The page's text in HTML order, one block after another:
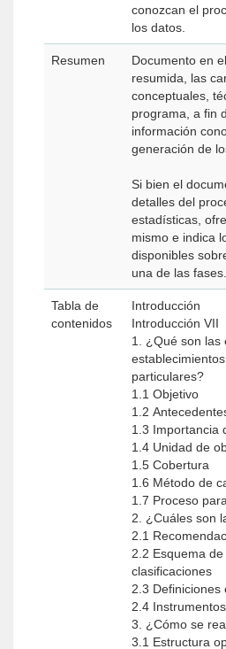
conozcan el
los datos.
Resumen
Documento en
resumida, las
conceptuales,
programa, a fin
información
generación de
Si bien el
detalles del
estadísticas,
mismo e indica
disponibles
una de las fases.
Tabla de
contenidos
Introducción
Introducción VII
1. ¿Qué son las
establecimientos
particulares?
1.1 Objetivo
1.2
1.3 Importancia
1.4 Unidad de
1.5 Cobertura
1.6 Método de
1.7 Proceso
2. ¿Cuáles son
2.1
2.2 Esquema
clasificaciones
2.3 Definiciones
2.4
3. ¿Cómo se
3.1 Estructura